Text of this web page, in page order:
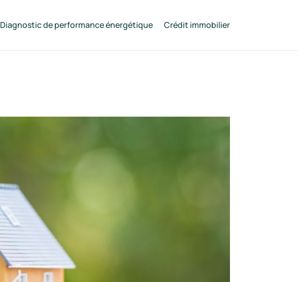
Diagnostic de performance énergétique Crédit immobilier